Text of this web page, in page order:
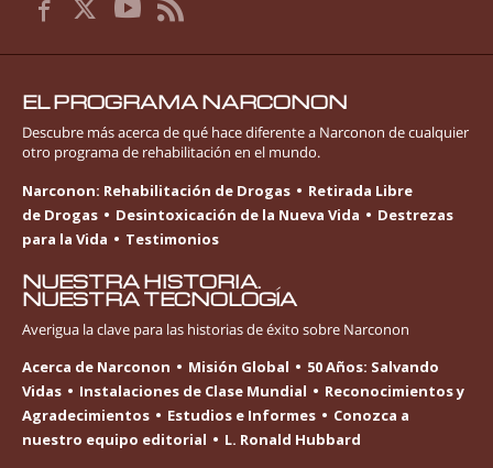
EL PROGRAMA NARCONON
Descubre más acerca de qué hace diferente a Narconon de cualquier
otro programa de rehabilitación en el mundo.
Narconon: Rehabilitación de Drogas
Retirada Libre
de Drogas
Desintoxicación de la Nueva Vida
Destrezas
para la Vida
Testimonios
NUESTRA HISTORIA.
NUESTRA TECNOLOGÍA
Averigua la clave para las historias de éxito sobre Narconon
Acerca de Narconon
Misión Global
50 Años: Salvando
Vidas
Instalaciones de Clase Mundial
Reconocimientos y
Agradecimientos
Estudios e Informes
Conozca a
nuestro equipo editorial
L. Ronald Hubbard